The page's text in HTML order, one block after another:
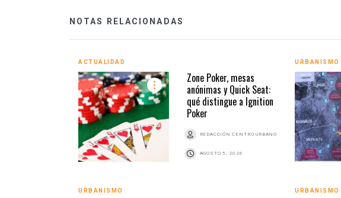
NOTAS RELACIONADAS
ACTUALIDAD
Zone Poker, mesas
anónimas y Quick Seat:
qué distingue a Ignition
Poker
REDACCIÓN CENTRO URBANO
AGOSTO 5, 2026
URBANISMO
URBANISMO URBANISMO